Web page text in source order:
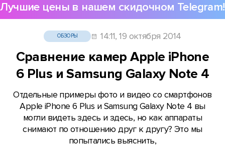
Лучшие цены в нашем скидочном Telegram!
ОБЗОРЫ 14:11, 19 октября 2014
Сравнение камер Apple iPhone
6 Plus и Samsung Galaxy Note 4
Отдельные примеры фото и видео со смартфонов
Apple iPhone 6 Plus и Samsung Galaxy Note 4 вы
могли видеть здесь и здесь, но как аппараты
снимают по отношению друг к другу? Это мы
попытались выяснить,